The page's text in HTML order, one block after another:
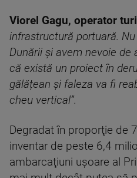
Viorel Gagu, operator
infrastructură portuară.
Dunării și avem nevoie de
că există un proiect în
gălățean și faleza va fi
cheu vertical”.
Degradat în proporţie de
inventar de peste 6,4
ambarcaţiuni ușoare al